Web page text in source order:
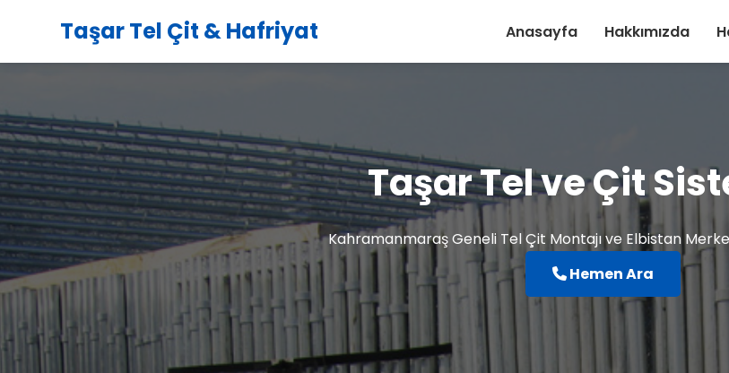
Taşar Tel Çit & Hafriyat Anasayfa Hakkımızda
Taşar Tel ve Çit
Kahramanmaraş Geneli Tel Çit Montajı ve Elbistan
Hemen Ara